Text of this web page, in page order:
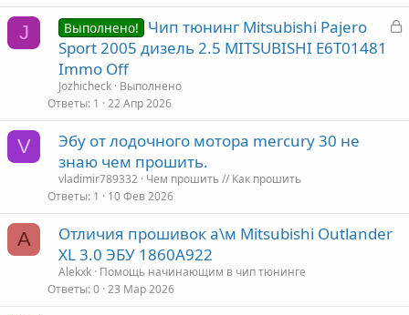
J
З
Выполнено!
Чип тюнинг Mitsubishi Pajero
Sport 2005 дизель 2.5 MITSUBISHI E6T01481
Immo Off
Jozhicheck Выполнено
Ответы 1 22 Апр 2026
V
Эбу от лодочного мотора mercury 30 не
знаю чем прошить.
vladimir789332 Чем прошить // Как прошить
Ответы 1 10 Фев 2026
A
Отличия прошивок а\м Mitsubishi Outlander
XL 3.0 ЭБУ 1860A922
Alekxk Помощь начинающим в чип тюнинге
Ответы 0 23 Мар 2026